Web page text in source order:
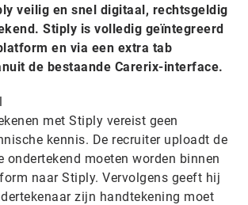
veilig en snel digitaal, rechtsgeldig
Stiply is volledig geïntegreerd
en via een extra tab
de bestaande Carerix-interface.
met Stiply vereist geen
kennis. De recruiter uploadt de
ondertekend moeten worden binnen
naar Stiply. Vervolgens geeft hij
zijn handtekening moet